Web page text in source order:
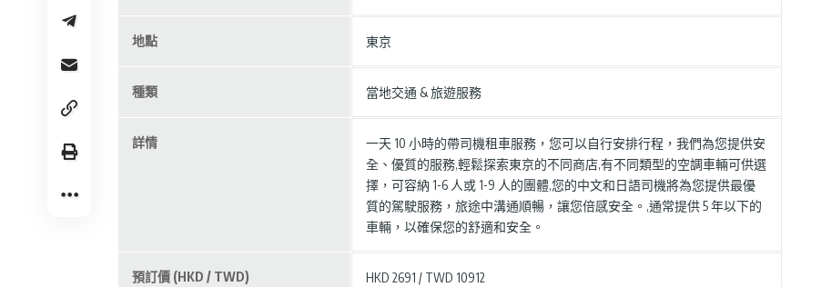
地點 東京
種類 當地交通 & 旅遊服務
詳情
一天 10 小時的帶司機租車服務，您可以自行安排行程，我們為您提供安
全、優質的服務,輕鬆探索東京的不同商店,有不同類型的空調車輛可供選
擇，可容納 1-6 人或 1-9 人的團體,您的中文和日語司機將為您提供最優
質的駕駛服務，旅途中溝通順暢，讓您倍感安全。,通常提供 5 年以下的
車輛，以確保您的舒適和安全。
預訂價 (HKD / TWD) HKD 2691 / TWD 10912